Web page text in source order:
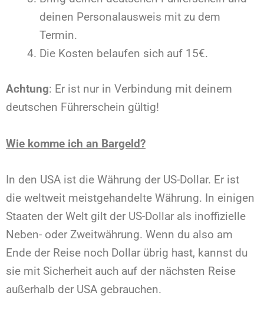
deinen Personalausweis mit zu dem
Termin.
Die Kosten belaufen sich auf 15€.
Achtung: Er ist nur in Verbindung mit deinem
deutschen Führerschein gültig!
Wie komme ich an Bargeld?
In den USA ist die Währung der US-Dollar. Er ist
die weltweit meistgehandelte Währung. In einigen
Staaten der Welt gilt der US-Dollar als inoffizielle
Neben- oder Zweitwährung. Wenn du also am
Ende der Reise noch Dollar übrig hast, kannst du
sie mit Sicherheit auch auf der nächsten Reise
außerhalb der USA gebrauchen.